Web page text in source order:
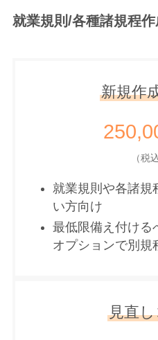
就業規則/各種諸規程作
新規作
（税
就業規則や各諸規
い方向け
最低限備え付ける
オプションで別規
見直